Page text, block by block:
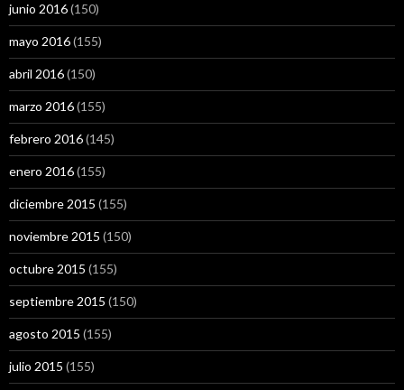
junio 2016(150)
mayo 2016(155)
abril 2016(150)
marzo 2016(155)
febrero 2016(145)
enero 2016(155)
diciembre 2015 (155)
noviembre 2015 (150)
octubre 2015 (155)
septiembre 2015 (150)
agosto 2015 (155)
julio 2015 (155)